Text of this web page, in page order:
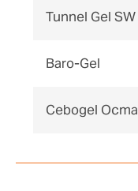
Tunnel Gel SW
Baro-Gel
Cebogel Ocma